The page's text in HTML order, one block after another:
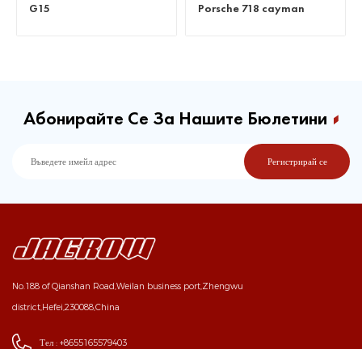
G15
Porsche 718 cayman
Абонирайте Се За Нашите Бюлетини
No.188 of Qianshan Road,Weilan business port,Zhengwu
district,Hefei,230088,China
Тел : +8655165579403